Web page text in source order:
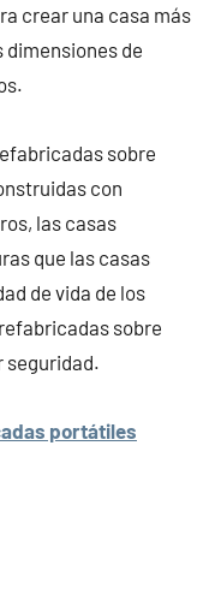
crear una casa más
dimensiones de
sobre
con
las casas
que las casas
de vida de los
sobre
seguridad.
portátiles